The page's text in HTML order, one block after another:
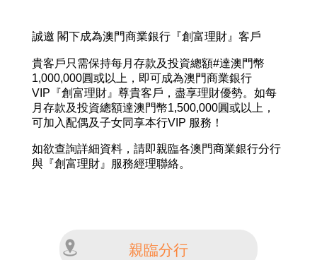
誠邀 閣下成為澳門商業銀行『創富理財』客戶
貴客戶只需保持每月存款及投資總額#達澳門幣
1,000,000圓或以上，即可成為澳門商業銀行
VIP『創富理財』尊貴客戶，盡享理財優勢。如每
月存款及投資總額達澳門幣1,500,000圓或以上，
可加入配偶及子女同享本行VIP 服務！
如欲查詢詳細資料，請即親臨各澳門商業銀行分行
與『創富理財』服務經理聯絡。
親臨分行